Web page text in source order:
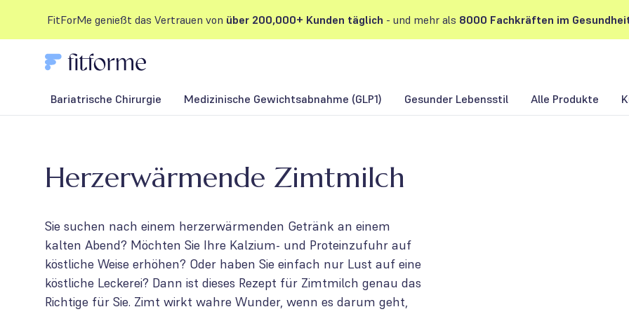
FitForMe genießt das Vertrauen von über 200,000+ Kunden täglich - und mehr als 8000 Fachkräften im
Bariatrische Chirurgie Medizinische Gewichtsabnahme (GLP1) Gesunder Lebensstil Alle Produkte
Herzerwärmende Zimtmilch
Sie suchen nach einem herzerwärmenden Getränk an einem
kalten Abend? Möchten Sie Ihre Kalzium- und Proteinzufuhr auf
köstliche Weise erhöhen? Oder haben Sie einfach nur Lust auf eine
köstliche Leckerei? Dann ist dieses Rezept für Zimtmilch genau das
Richtige für Sie. Zimt wirkt wahre Wunder, wenn es darum geht,